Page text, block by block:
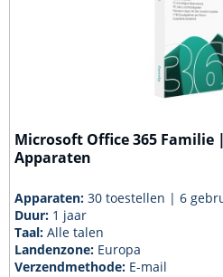
Microsoft Office 365 Familie
Apparaten
Apparaten:30 toestellen | 6
Duur: 1 jaar
Taal:Alle talen
Landenzone: Europa
Verzendmethode: E-mail